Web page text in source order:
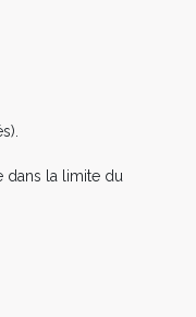
dans la limite du